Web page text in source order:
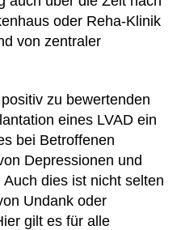
oder Reha-Klinik
von zentraler
zu bewertenden
eines LVAD ein
bei Betroffenen
Depressionen und
dies ist nicht selten
Undank oder
gilt es für alle